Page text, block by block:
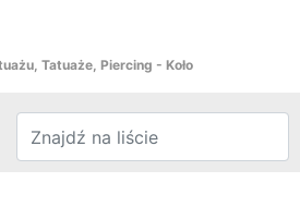
Tatuaże, Piercing - Koło